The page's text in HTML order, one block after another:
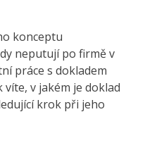
konceptu
neputují po firmě v
práce s dokladem
v jakém je doklad
krok při jeho